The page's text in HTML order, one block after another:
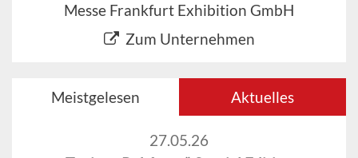
Messe Frankfurt Exhibition GmbH
Zum Unternehmen
Meistgelesen Aktuelles
27.05.26